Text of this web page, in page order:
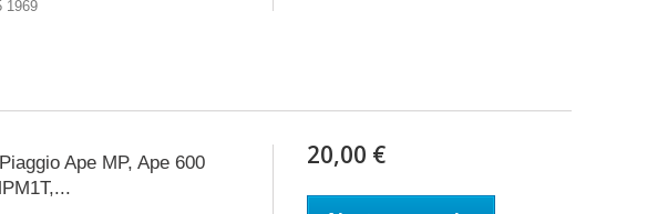
1969
Ape MP, Ape 600
20,00 €